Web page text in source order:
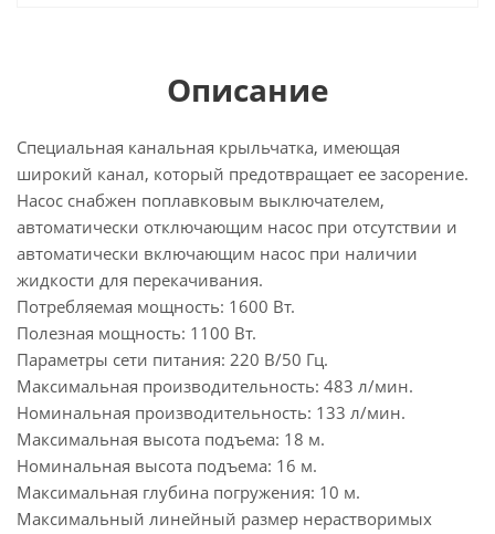
Описание
Специальная канальная крыльчатка, имеющая
широкий канал, который предотвращает ее засорение.
Насос снабжен поплавковым выключателем,
автоматически отключающим насос при отсутствии и
автоматически включающим насос при наличии
жидкости для перекачивания.
Потребляемая мощность: 1600 Вт.
Полезная мощность: 1100 Вт.
Параметры сети питания: 220 В/50 Гц.
Максимальная производительность: 483 л/мин.
Номинальная производительность: 133 л/мин.
Максимальная высота подъема: 18 м.
Номинальная высота подъема: 16 м.
Максимальная глубина погружения: 10 м.
Максимальный линейный размер нерастворимых